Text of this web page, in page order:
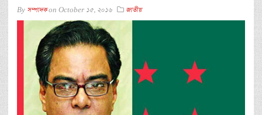
By সম্পাদকon October 15, 2016 জাতীয়